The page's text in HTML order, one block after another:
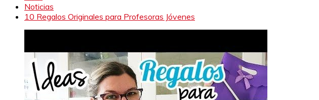
Noticias
10 Regalos Originales para Profesoras Jóvenes